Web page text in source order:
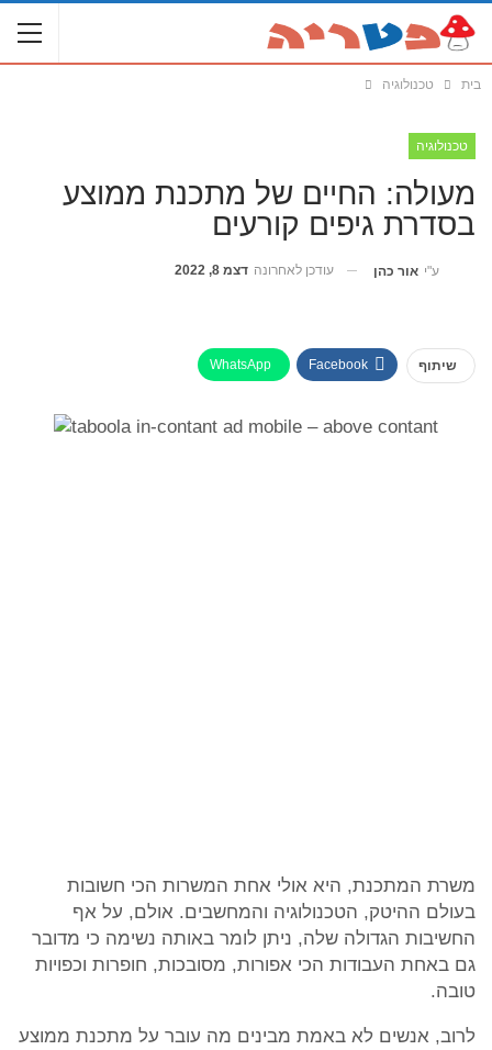
בית טכנולוגיה
טכנולוגיה
מעולה: החיים של מתכנת ממוצע
בסדרת גיפים קורעים
ע"י אור כהן עודכן לאחרונה דצמ 8, 2022
שיתוף Facebook
WhatsApp
משרת המתכנת, היא אולי אחת המשרות הכי חשובות
בעולם ההיטק, הטכנולוגיה והמחשבים. אולם, על אף
החשיבות הגדולה שלה, ניתן לומר באותה נשימה כי מדובר
גם באחת העבודות הכי אפורות, מסובכות, חופרות וכפויות
טובה.
לרוב, אנשים לא באמת מבינים מה עובר על מתכנת ממוצע